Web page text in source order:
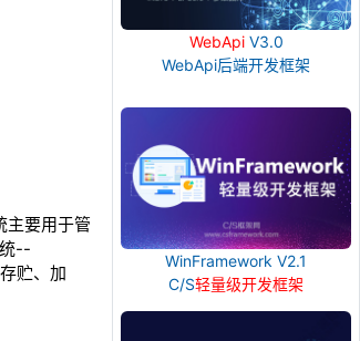
要用于管
--
贮、加
WebApiV3.0
WebApi后端开发框架
WinFramework V2.1
C/S轻量级开发框架